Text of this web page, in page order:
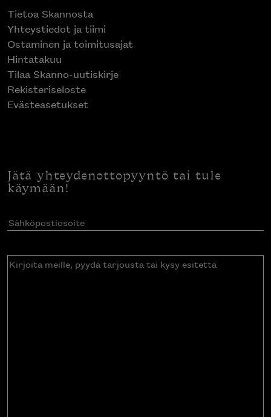
Tietoa Skannosta
Yhteystiedot ja tiimi
Ostaminen ja toimitusajat
Hintatakuu
Tilaa Skanno-uutiskirje
Rekisteriseloste
Evästeasetukset
Jätä yhteydenottopyyntö tai tule
käymään!
Sähköpostiosoite(Pakollinen)
Kirjoita